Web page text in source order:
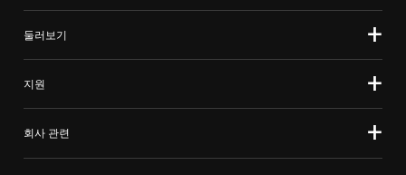
둘러보기
지원
회사 관련